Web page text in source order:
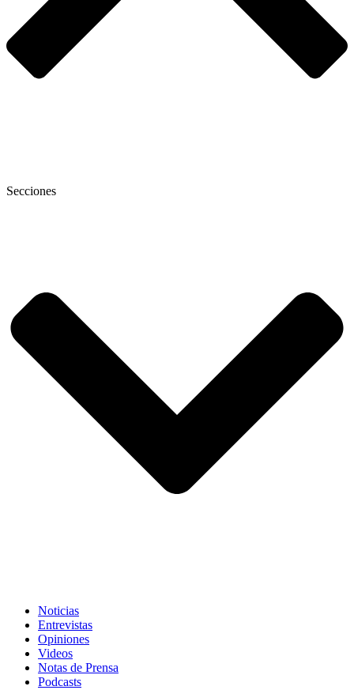
Secciones
Noticias
Entrevistas
Opiniones
Videos
Notas de Prensa
Podcasts